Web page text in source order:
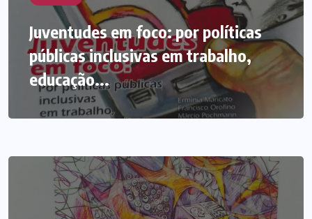
Juventudes em foco: por políticas
públicas inclusivas em trabalho,
educação...